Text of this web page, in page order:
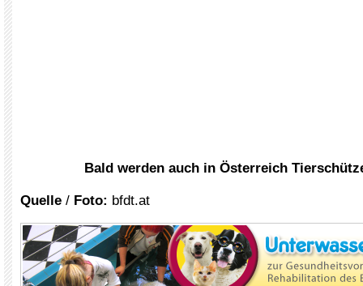
Bald werden auch in Österreich
Quelle / Foto: bfdt.at